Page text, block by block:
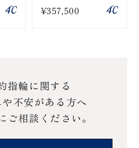
¥357,500
指輪に関する
不安がある方へ
ご相談ください。